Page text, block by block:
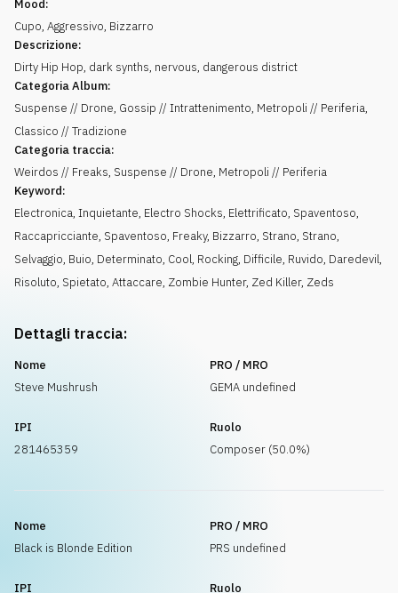
Mood:
Cupo, Aggressivo, Bizzarro
Descrizione:
Dirty Hip Hop, dark synths, nervous, dangerous district
Categoria Album:
Suspense // Drone, Gossip // Intrattenimento, Metropoli // Periferia,
Classico // Tradizione
Categoria traccia:
Weirdos // Freaks, Suspense // Drone, Metropoli // Periferia
Keyword:
Electronica, Inquietante, Electro Shocks, Elettrificato, Spaventoso,
Raccapricciante, Spaventoso, Freaky, Bizzarro, Strano, Strano,
Selvaggio, Buio, Determinato, Cool, Rocking, Difficile, Ruvido, Daredevil,
Risoluto, Spietato, Attaccare, Zombie Hunter, Zed Killer, Zeds
Dettagli traccia:
Nome
Steve Mushrush
PRO / MRO
GEMA undefined
IPI
281465359
Ruolo
Composer (50.0%)
Nome
Black is Blonde Edition
PRO / MRO
PRS undefined
IPI
Ruolo